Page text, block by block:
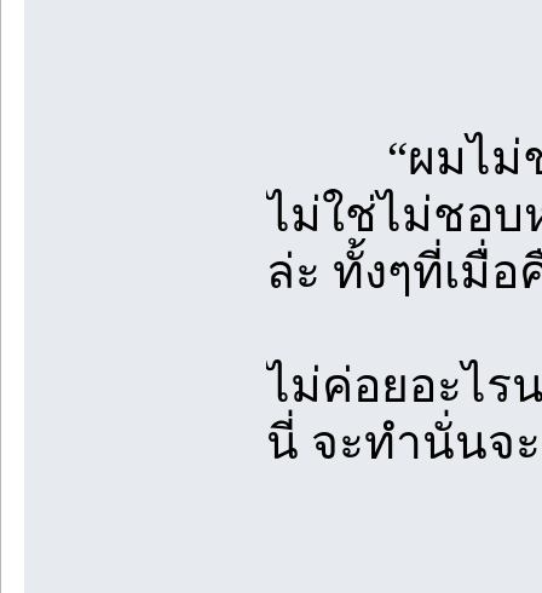
“ผมไม่ชอ
ไม่ใช่ไม่ชอบ
ล่ะ ทั้งๆที่เมื่
ไม่ค่อยอะไร
นี่ จะทำนั่นจ